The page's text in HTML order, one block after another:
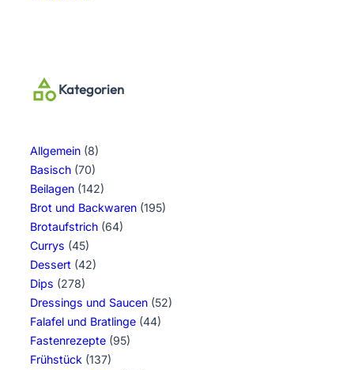
Kategorien
Allgemein (8)
Basisch (70)
Beilagen (142)
Brot und Backwaren (195)
Brotaufstrich (64)
Currys (45)
Dessert (42)
Dips (278)
Dressings und Saucen (52)
Falafel und Bratlinge (44)
Fastenrezepte (95)
Frühstück (137)